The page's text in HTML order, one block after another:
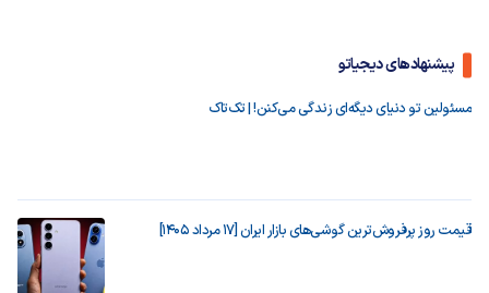
پیشنهادهای دیجیاتو
مسئولین تو دنیای دیگه‌ای زندگی می‌کنن! | تک‌تاک
قیمت روز پرفروش‌ترین گوشی‌های بازار ایران [17 مرداد 1405]